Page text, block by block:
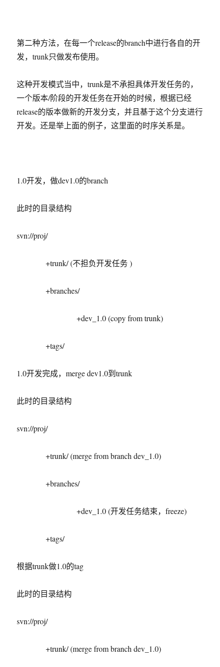
第二种方法，在每一个release的branch中进行各自的开
发，trunk只做发布使用。
这种开发模式当中，trunk是不承担具体开发任务的，
一个版本/阶段的开发任务在开始的时候，根据已经
release的版本做新的开发分支，并且基于这个分支进行
开发。还是举上面的例子，这里面的时序关系是。
1.0开发，做dev1.0的branch
此时的目录结构
svn://proj/
+trunk/ (不担负开发任务 )
+branches/
+dev_1.0 (copy from trunk)
+tags/
1.0开发完成，merge dev1.0到trunk
此时的目录结构
svn://proj/
+trunk/ (merge from branch dev_1.0)
+branches/
+dev_1.0 (开发任务结束，freeze)
+tags/
根据trunk做1.0的tag
此时的目录结构
svn://proj/
+trunk/ (merge from branch dev_1.0)